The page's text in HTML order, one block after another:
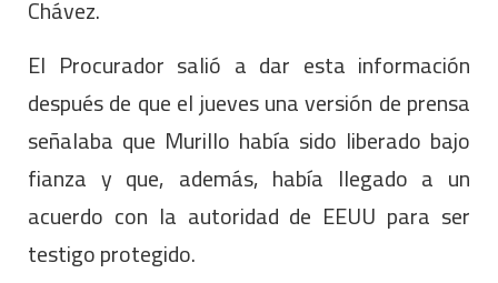
Chávez.
El Procurador salió a dar esta información
después de que el jueves una versión de prensa
señalaba que Murillo había sido liberado bajo
fianza y que, además, había llegado a un
acuerdo con la autoridad de EEUU para ser
testigo protegido.